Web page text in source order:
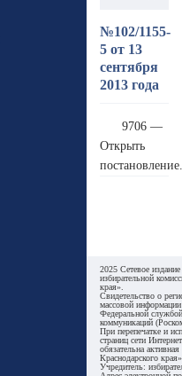
№102/1155-
5 от 13
сентября
2013 года
9706 —
Открыть
2025 Сетевое
избирательной
края».
Свидетельство о
массовой
Федеральной
коммуникаций
При перепечатке и
страниц сети Интернет
обязательна
Краснодарского
Учредитель: